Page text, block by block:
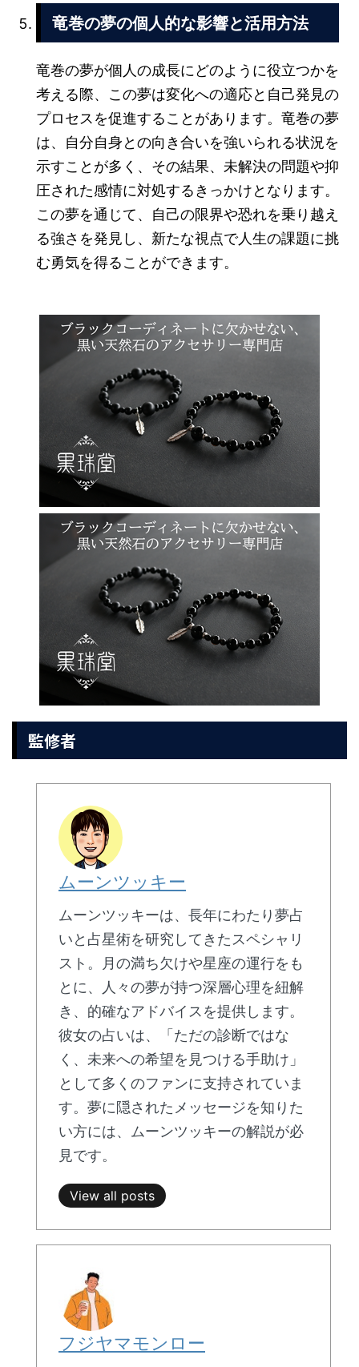
竜巻の夢の個人的な影響と活用方法
竜巻の夢が個人の成長にどのように役立つかを
考える際、この夢は変化への適応と自己発見の
プロセスを促進することがあります。竜巻の夢
は、自分自身との向き合いを強いられる状況を
示すことが多く、その結果、未解決の問題や抑
圧された感情に対処するきっかけとなります。
この夢を通じて、自己の限界や恐れを乗り越え
る強さを発見し、新たな視点で人生の課題に挑
む勇気を得ることができます。
監修者
ムーンツッキー
ムーンツッキーは、長年にわたり夢占
いと占星術を研究してきたスペシャリ
スト。月の満ち欠けや星座の運行をも
とに、人々の夢が持つ深層心理を紐解
き、的確なアドバイスを提供します。
彼女の占いは、「ただの診断ではな
く、未来への希望を見つける手助け」
として多くのファンに支持されていま
す。夢に隠されたメッセージを知りた
い方には、ムーンツッキーの解説が必
見です。
View all posts
フジヤマモンロー